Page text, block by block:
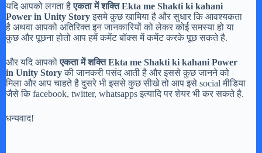
यदि आपको लगता हैएकता में शक्ति Ekta me Shakti ki kahani
Power in Unity Storyइसमे कुछ खामिया है और सुधार कि आवश्यकता
है अथवा आपको अतिरिक्त इन जानकारियों को लेकर कोई समस्या हो या
कुछ और पूछना होतो आप हमें कमेंट बॉक्स में कमेंट करके पूछ सकते है.
और यदि आपकोएकता में शक्ति Ekta me Shakti ki kahani Power
in Unity Storyकी जानकरी पसंद आती है और इससे कुछ जानने को
मिला और आप चाहते है दुसरे भी इससे कुछ सीखे तो आप इसे social मीडिया
जैसे कि facebook, twitter, whatsapps इत्यादि पर शेयर भी कर सकते है.
धन्यवाद!